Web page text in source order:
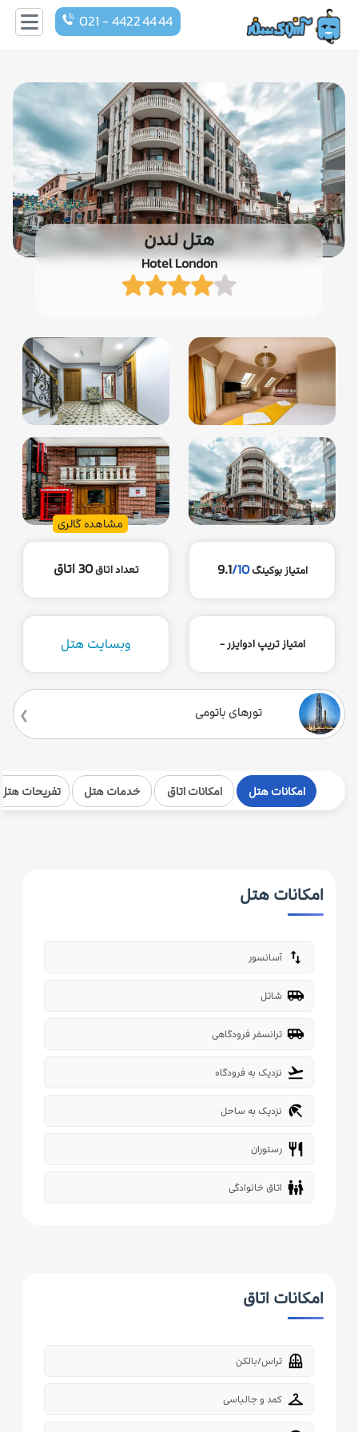
021 - 4422 44 44
هتل لندن
Hotel London
مشاهده گالری
امتیاز بوکینگ 9.1/10 تعداد اتاق30 اتاق
امتیاز تریپ ادوایزر - وبسایت هتل
تورهای باتومی
امکانات هتل امکانات اتاق خدمات هتل تفریحات
امکانات هتل
import_export آسانسور
airport_shuttle شاتل
airport_shuttle ترانسفر فرودگاهی
flight_takeoff نزدیک به فرودگاه
beach_access نزدیک به ساحل
restaurant رستوران
family_restroom اتاق خانوادگی
امکانات اتاق
balcony تراس/بالکن
checkroom کمد و جالباسی